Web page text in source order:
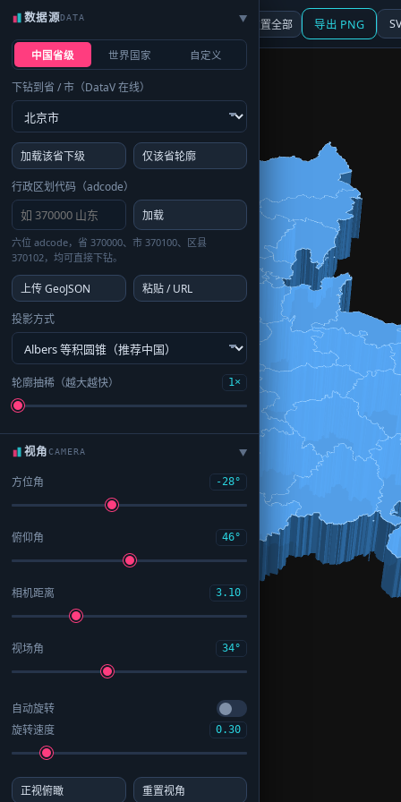
☰ 面板 地图 重置全部 导出 PNG
数据源DATA ▶
中国省级 世界国家 自定义
下钻到省 / 市（DataV 在线）
加载该省下级
仅该省轮廓
行政区划代码（adcode）
加载
六位 adcode，省 370000、市 370100、区县
370102，均可直接下钻。
上传 GeoJSON
粘贴 / URL
投影方式
轮廓抽稀（越大越快） 1×
视角CAMERA ▶
方位角 -28°
俯仰角 46°
相机距离 3.10
视场角 34°
自动旋转
旋转速度
0.30
正视俯瞰 重置视角